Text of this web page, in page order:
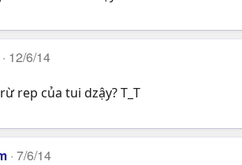
12/6/14
rep của tui dzậy? T_T
7/6/14